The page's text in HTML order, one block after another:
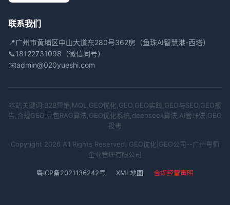
联系我们
📍广州市黄埔区中山大道东280号362房（鱼珠AI智慧港-西塔）
📞18122731098（微信同号）
✉️admin@020yueshi.com
本站关键词:B2B营销,MQL,GEO优化,GEO,GEO实践,GEO与SEO,GEO报
告,合规GEO,豆包RAG算法,GEO优化系统,deepseek算法,AI管理法,GEO
投毒
Copyright 2026 All Rights Reserved. GEO优化|GEO公司--广州粤师
企业管理有限公司
粤ICP备2021136242号 XML地图 合规经营声明